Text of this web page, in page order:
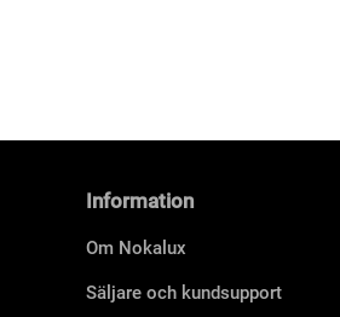
Information
Om Nokalux
Säljare och kundsupport